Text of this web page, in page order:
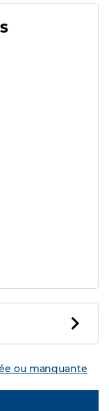
ou manquante